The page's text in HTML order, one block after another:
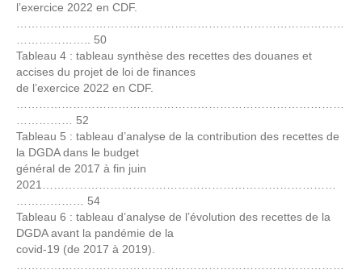
l’exercice 2022 en CDF.
……………….. 50
Tableau 4 : tableau synthèse des recettes des douanes et
accises du projet de loi de finances
de l’exercice 2022 en CDF.
…………… 52
Tableau 5 : tableau d’analyse de la contribution des recettes de
la DGDA dans le budget
général de 2017 à fin juin
2021……………………………………………………………………
……………… 54
Tableau 6 : tableau d’analyse de l’évolution des recettes de la
DGDA avant la pandémie de la
covid-19 (de 2017 à 2019).